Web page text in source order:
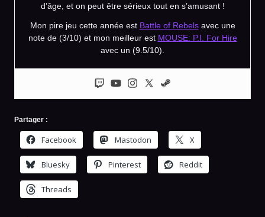
d’âge, et on peut être sérieux tout en s’amusant !
Mon pire jeu cette année est Battle of Rebelsavec une
note de (3/10) et mon meilleur est MOUSE: P.I. For Hire
avec un (9.5/10).
Partager :
Facebook Mastodon X
Bluesky Pinterest Reddit
Threads